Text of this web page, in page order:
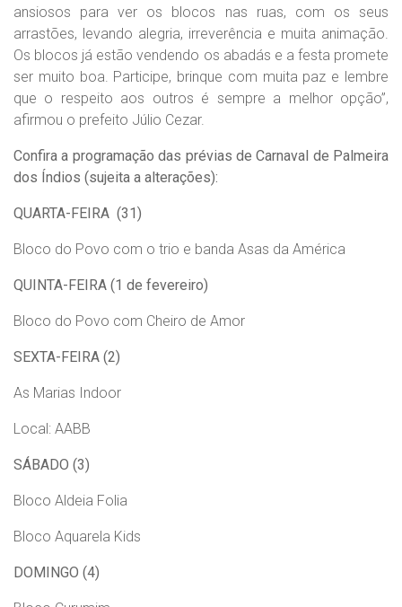
ansiosos para ver os blocos nas ruas, com os seus
arrastões, levando alegria, irreverência e muita animação.
Os blocos já estão vendendo os abadás e a festa promete
ser muito boa. Participe, brinque com muita paz e lembre
que o respeito aos outros é sempre a melhor opção”,
afirmou o prefeito Júlio Cezar.
Confira a programação das prévias de Carnaval de Palmeira
dos Índios (sujeita a alterações):
QUARTA-FEIRA (31)
Bloco do Povo com o trio e banda Asas da América
QUINTA-FEIRA (1 de fevereiro)
Bloco do Povo com Cheiro de Amor
SEXTA-FEIRA (2)
As Marias Indoor
Local: AABB
SÁBADO (3)
Bloco Aldeia Folia
Bloco Aquarela Kids
DOMINGO (4)